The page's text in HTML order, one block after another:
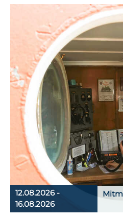
12.08.2026 -
16.08.2026